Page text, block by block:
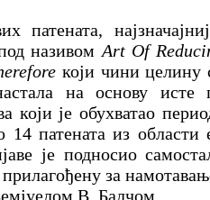
патената,
називом Art Of
који чини целину
на основу исте
који је обухватао
патената из области
је подносио
за
В. Балчом.